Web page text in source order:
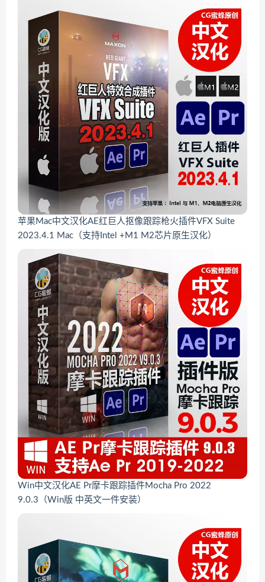
苹果Mac中文汉化AE红巨人抠像跟踪枪火插件VFX Suite
2023.4.1 Mac（支持Intel +M1 M2芯片原生汉化）
Win中文汉化AE Pr摩卡跟踪插件Mocha Pro 2022
9.0.3（Win版 中英文一件安装）